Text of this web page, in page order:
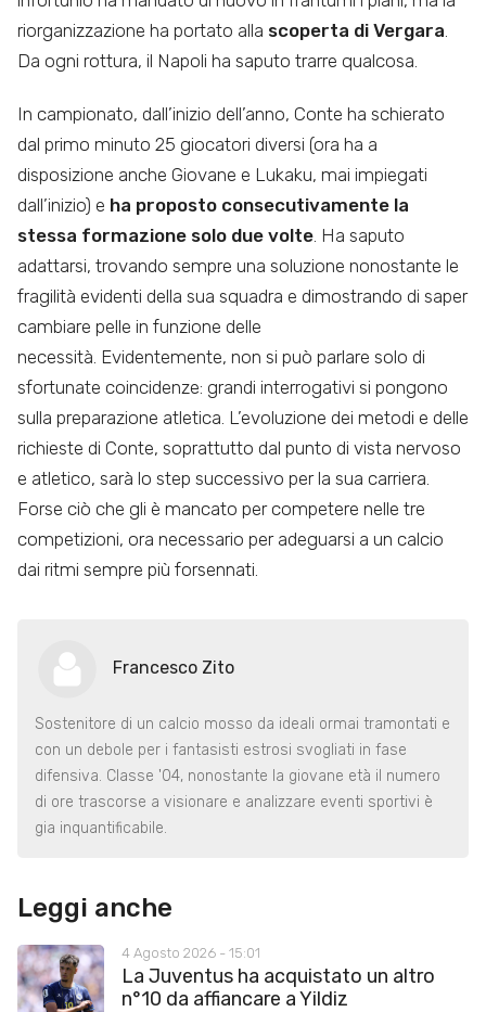
riorganizzazione ha portato alla scoperta di Vergara
Da ogni rottura, il Napoli ha saputo trarre qualcosa.
In campionato, dall’inizio dell’anno, Conte ha schierato
dal primo minuto 25 giocatori diversi (ora ha a
disposizione anche Giovane e Lukaku, mai impiegati
dall’inizio) e ha proposto consecutivamente la
stessa formazione solo due volte . Ha saputo
adattarsi, trovando sempre una soluzione nonostante le
fragilità evidenti della sua squadra e dimostrando di saper
cambiare pelle in funzione delle
necessità. Evidentemente, non si può parlare solo di
sfortunate coincidenze: grandi interrogativi si pongono
sulla preparazione atletica. L’evoluzione dei metodi e delle
richieste di Conte, soprattutto dal punto di vista nervoso
e atletico, sarà lo step successivo per la sua carriera.
Forse ciò che gli è mancato per competere nelle tre
competizioni, ora necessario per adeguarsi a un calcio
dai ritmi sempre più forsennati.
Francesco Zito
Sostenitore di un calcio mosso da ideali ormai tramontati e
con un debole per i fantasisti estrosi svogliati in fase
difensiva. Classe '04, nonostante la giovane età il numero
di ore trascorse a visionare e analizzare eventi sportivi è
gia inquantificabile.
Leggi anche
4 Agosto 2026 - 15:01
La Juventus ha acquistato un altro
n°10 da affiancare a Yildiz